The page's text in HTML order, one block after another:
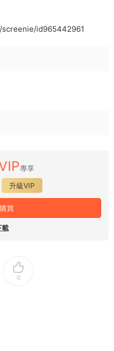
id965442961
專享
升級VIP
買
載
0